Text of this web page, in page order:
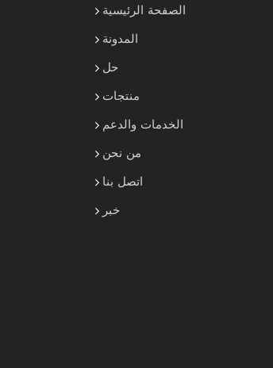
الصفحة الرئيسية
المدونة
حل
منتجات
الخدمات والدعم
من نحن
اتصل بنا
خبر